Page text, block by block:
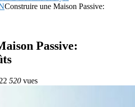
Construire une Maison Passive:
Passive:
520 vues